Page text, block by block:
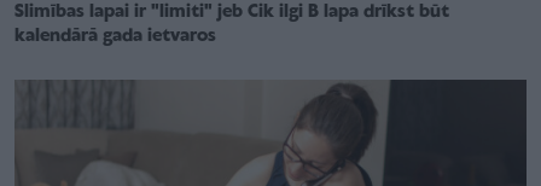
Slimības lapai ir "limiti" jeb Cik ilgi B lapa drīkst būt
kalendārā gada ietvaros